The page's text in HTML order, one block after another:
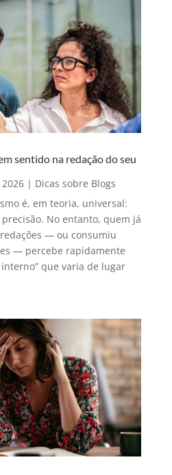
sentido na redação do seu
| Dicas sobre Blogs
é, em teoria, universal:
No entanto, quem já
— ou consumiu
— percebe rapidamente
que varia de lugar